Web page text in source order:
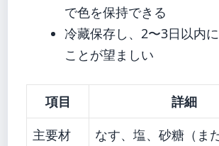
で色を保持できる
冷藏保存し、2〜3日以内
ことが望ましい
項目
詳細
主要材
なす、塩、砂糖（ま